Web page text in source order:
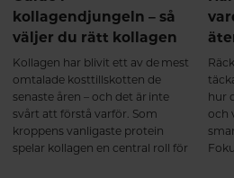
the
kollagendjungeln – så
väljer du rätt kollagen
Kollagen har blivit ett av de mest
omtalade kosttillskotten de
senaste åren – och det är inte
svårt att förstå varför. Som
kroppens vanligaste protein
spelar kollagen en central roll för
hur
och